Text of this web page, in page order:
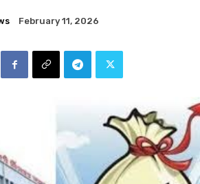
February 11, 2026